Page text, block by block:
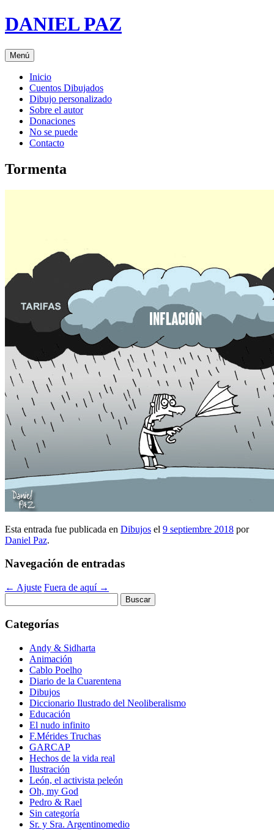
Saltar
al
DANIEL PAZ
Menú
Inicio
Cuentos Dibujados
Dibujo personalizado
Sobre el autor
Donaciones
No se puede
Contacto
Tormenta
Esta entrada fue publicada en Dibujos el 9 septiembre 2018 por
Daniel Paz.
Navegación de entradas
← Ajuste Fuera de aquí →
Categorías
Andy & Sidharta
Animación
Cablo Poelho
Diario de la Cuarentena
Dibujos
Diccionario Ilustrado del Neoliberalismo
Educación
El nudo infinito
F.Mérides Truchas
GARCAP
Hechos de la vida real
Ilustración
León, el activista peleón
Oh, my God
Pedro & Rael
Sin categoría
Sr. y Sra. Argentinomedio